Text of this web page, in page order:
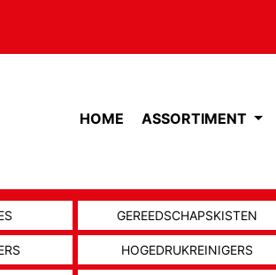
HOME ASSORTIMENT
GEREEDSCHAPSKISTEN
HOGEDRUKREINIGERS